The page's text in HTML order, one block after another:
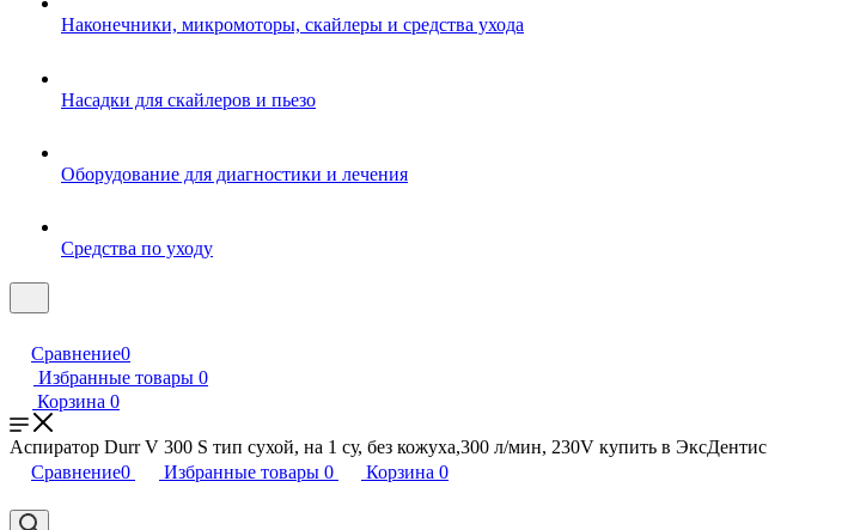
Наконечники, микромоторы, скайлеры и средства ухода
Насадки для скайлеров и пьезо
Оборудование для диагностики и лечения
Средства по уходу
Сравнение0
Избранные товары 0
Корзина 0
Аспиратор Durr V 300 S тип сухой, на 1 су, без кожуха,300 л/мин, 230V купить в ЭксДентис
Сравнение0 Избранные товары 0 Корзина 0